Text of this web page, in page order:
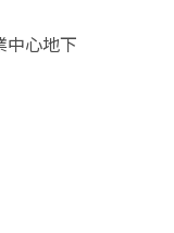
中心地下